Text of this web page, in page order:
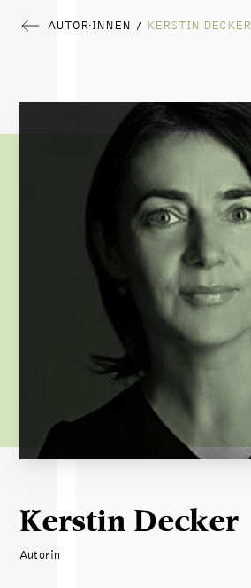
AUTOR∙INNEN / KERSTIN DECKER
Kerstin Decker
Autorin